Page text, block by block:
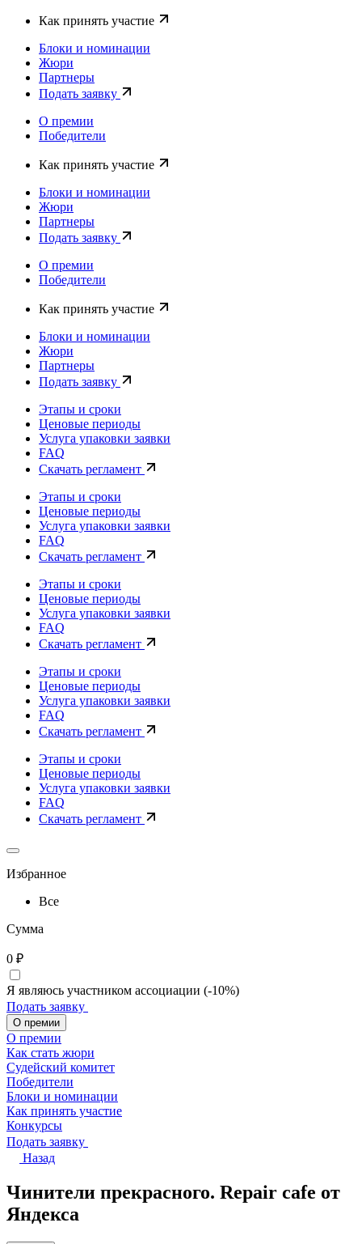
Как принять участие
Блоки и номинации
Жюри
Партнеры
Подать заявку
О премии
Победители
Как принять участие
Блоки и номинации
Жюри
Партнеры
Подать заявку
О премии
Победители
Как принять участие
Блоки и номинации
Жюри
Партнеры
Подать заявку
Этапы и сроки
Ценовые периоды
Услуга упаковки заявки
FAQ
Скачать регламент
Этапы и сроки
Ценовые периоды
Услуга упаковки заявки
FAQ
Скачать регламент
Этапы и сроки
Ценовые периоды
Услуга упаковки заявки
FAQ
Скачать регламент
Этапы и сроки
Ценовые периоды
Услуга упаковки заявки
FAQ
Скачать регламент
Этапы и сроки
Ценовые периоды
Услуга упаковки заявки
FAQ
Скачать регламент
Избранное
Все
Сумма
0 ₽
Я являюсь участником ассоциации (-10%)
Подать заявку
О премии
О премии
Как стать жюри
Судейский комитет
Победители
Блоки и номинации
Как принять участие
Конкурсы
Подать заявку
Назад
Чинители прекрасного. Repair cafe от
Яндекса